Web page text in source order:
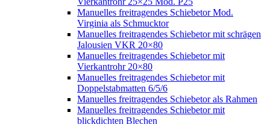
Manuelles freitragendes Schiebetor Mod.
Virginia als Schmucktor
Manuelles freitragendes Schiebetor mit schrägen
Jalousien VKR 20×80
Manuelles freitragendes Schiebetor mit
Vierkantrohr 20×80
Manuelles freitragendes Schiebetor mit
Doppelstabmatten 6/5/6
Manuelles freitragendes Schiebetor als Rahmen
Manuelles freitragendes Schiebetor mit
blickdichten Blechen